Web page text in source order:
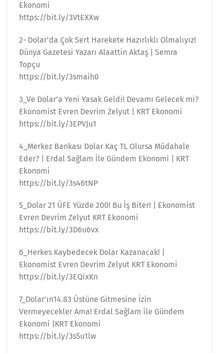
Ekonomi
https://bit.ly/3VtEXXw
2- Dolar’da Çok Sert Harekete Hazırlıklı Olmalıyız!
Dünya Gazetesi Yazarı Alaattin Aktaş | Semra
Topçu
https://bit.ly/3smaih0
3_Ve Dolar’a Yeni Yasak Geldi! Devamı Gelecek mi?
Ekonomist Evren Devrim Zelyut | KRT Ekonomi
https://bit.ly/3EPVJu1
4_Merkez Bankası Dolar Kaç TL Olursa Müdahale
Eder? | Erdal Sağlam İle Gündem Ekonomi | KRT
Ekonomi
https://bit.ly/3s46tNP
5_Dolar 21 ÜFE Yüzde 200! Bu İş Biter! | Ekonomist
Evren Devrim Zelyut KRT Ekonomi
https://bit.ly/3D6u6vx
6_Herkes Kaybedecek Dolar Kazanacak! |
Ekonomist Evren Devrim Zelyut KRT Ekonomi
https://bit.ly/3EQixKn
7_Dolar’ın14.83 Üstüne Gitmesine İzin
Vermeyecekler Ama! Erdal Sağlam ile Gündem
Ekonomi |KRT Ekonomi
https://bit.ly/3s5u1lw